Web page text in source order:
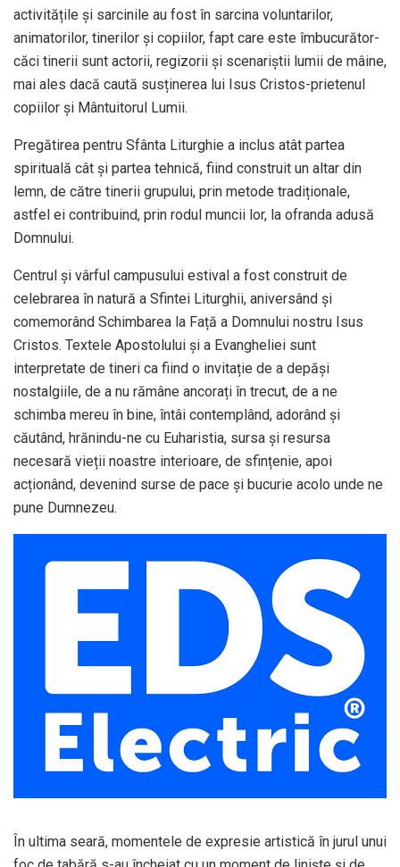
activitățile și sarcinile au fost în sarcina voluntarilor,
animatorilor, tinerilor și copiilor, fapt care este îmbucurător-
căci tinerii sunt actorii, regizorii și scenariștii lumii de mâine,
mai ales dacă caută susținerea lui Isus Cristos-prietenul
copiilor și Mântuitorul Lumii.
Pregătirea pentru Sfânta Liturghie a inclus atât partea
spirituală cât și partea tehnică, fiind construit un altar din
lemn, de către tinerii grupului, prin metode tradiționale,
astfel ei contribuind, prin rodul muncii lor, la ofranda adusă
Domnului.
Centrul și vârful campusului estival a fost construit de
celebrarea în natură a Sfintei Liturghii, aniversând și
comemorând Schimbarea la Față a Domnului nostru Isus
Cristos. Textele Apostolului și a Evangheliei sunt
interpretate de tineri ca fiind o invitație de a depăși
nostalgiile, de a nu rămâne ancorați în trecut, de a ne
schimba mereu în bine, întâi contemplând, adorând și
căutând, hrănindu-ne cu Euharistia, sursa și resursa
necesară vieții noastre interioare, de sfințenie, apoi
acționând, devenind surse de pace și bucurie acolo unde ne
pune Dumnezeu.
În ultima seară, momentele de expresie artistică în jurul unui